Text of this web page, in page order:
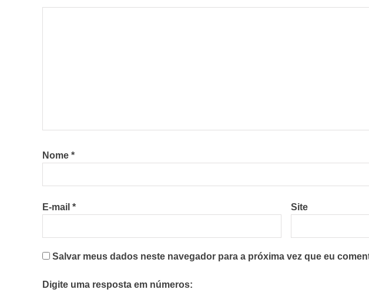
Nome *
E-mail * Site
Salvar meus dados neste navegador para a próxima vez que eu
Digite uma resposta em números: